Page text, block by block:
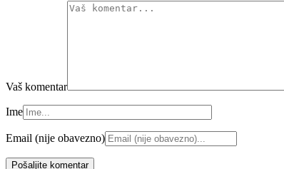
Vaš komentar
Ime
Email (nije obavezno)